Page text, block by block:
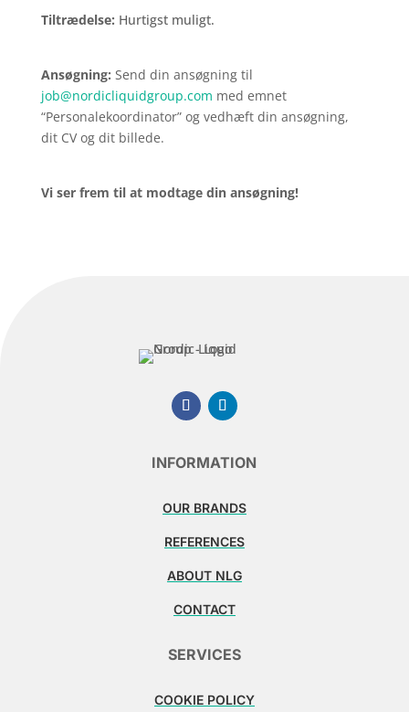
Tiltrædelse: Hurtigst muligt.
Ansøgning: Send din ansøgning til
job@nordicliquidgroup.com med emnet
“Personalekoordinator” og vedhæft din ansøgning,
dit CV og dit billede.
Vi ser frem til at modtage din ansøgning!
INFORMATION
OUR BRANDS
REFERENCES
ABOUT NLG
CONTACT
SERVICES
COOKIE POLICY